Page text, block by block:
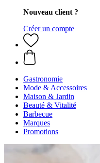
Nouveau client ?
Créer un compte
Gastronomie
Mode & Accessoires
Maison & Jardin
Beauté & Vitalité
Barbecue
Marques
Promotions